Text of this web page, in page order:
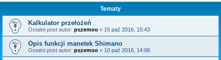
Tematy
Kalkulator przełożeń
Ostatni post autor: pszemoo « 15 paź 2016, 15:43
Opis funkcji manetek Shimano
Ostatni post autor: pszemoo « 10 paź 2016, 14:06